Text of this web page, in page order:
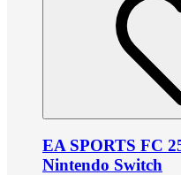
EA SPORTS FC
Nintendo Switch